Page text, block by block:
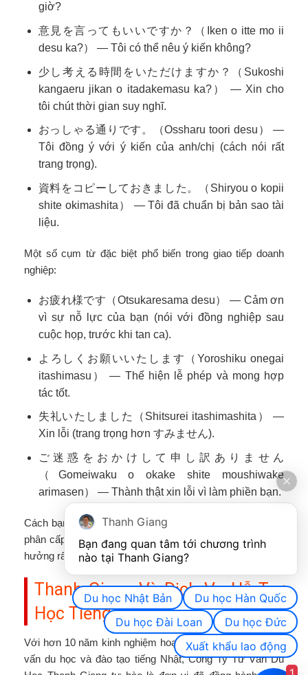
giờ?
意見を言ってもいいですか？（Iken o itte mo ii
desu ka?） — Tôi có thể nêu ý kiến không?
少し考える時間をいただけますか？（Sukoshi
kangaeru jikan o itadakemasu ka?） — Xin cho
tôi chút thời gian suy nghĩ.
おっしゃる通りです。（Ossharu toori desu） —
Tôi đồng ý với ý kiến của anh/chị (cách nói rất
trang trọng).
資料をコピーしておきました。（Shiryou o kopii
shite okimashita） — Tôi đã chuẩn bị bản sao tài
liệu.
Một số cụm từ đặc biệt phổ biến trong giao tiếp doanh
nghiệp:
お疲れ様です（Otsukaresama desu） — Cảm ơn
vì sự nỗ lực của bạn (nói với đồng nghiệp sau
cuộc họp, trước khi tan ca).
よろしくお願いいたします（Yoroshiku onegai
itashimasu） — Thể hiện lễ phép và mong hợp
tác tốt.
失礼いたしました（Shitsurei itashimashita） —
Xin lỗi (trang trọng hơn すみません).
ご迷惑をおかけして申し訳ありません
（Gomeiwaku o okake shite moushiwake
arimasen） — Thành thật xin lỗi vì làm phiền bạn.
Cách bạn dùng ngôn ngữ phản ánh sự tôn trọng hệ thống
phân cấp (senpai-kouhai, cấp trên – cấp dưới), từ đó ảnh
hưởng rất lớn tới con đường sự nghiệp ở Nhật.
Thanh Giang Và Dịch Vụ Hỗ Trợ
Học Tiếng Nhật
Với hơn 10 năm kinh nghiệm hoạt động trong lĩnh vực tư
vấn du học và đào tạo tiếng Nhật, Công Ty Tư Vấn Du
Thanh Giang
Bạn đang quan tâm tới chương trình
nào tại Thanh Giang?
Du học Nhật Bản
Du học Hàn Quốc
Du học Đài Loan
Du học Đức
Xuất khẩu lao động